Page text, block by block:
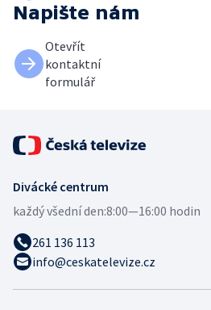
Napište nám
Otevřít
kontaktní
formulář
Divácké centrum
každý všední den:8:00—16:00 hodin
261 136 113
info@ceskatelevize.cz